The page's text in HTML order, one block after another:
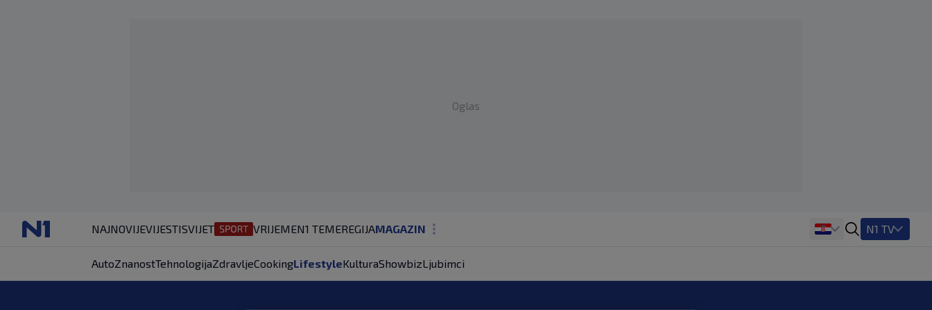
Oglas
NAJNOVIJEVIJESTISVIJET VRIJEMEN1 TEMEREGIJAMAGAZIN
KOLUMNE
N1 TV
AutoZnanostTehnologijaZdravljeCookingLifestyleKulturaShowbizLjubimci